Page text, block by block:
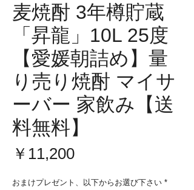
麦焼酎 3年樽貯蔵
「昇龍」10L 25度
【愛媛朝詰め】量
り売り焼酎 マイサ
ーバー 家飲み【送
料無料】
￥11,200価
おまけプレゼント、以下からお選び下さい *